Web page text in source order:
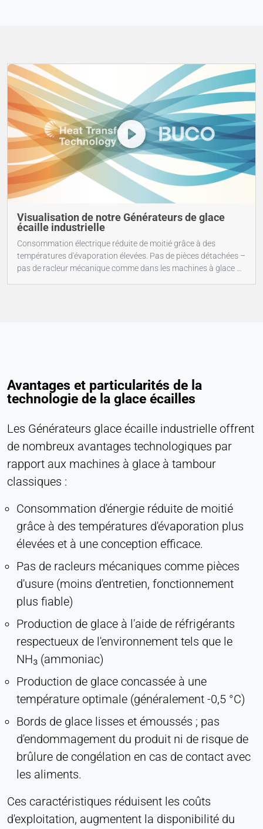
Visualisation de notre Générateurs de glace
écaille industrielle
Consommation électrique réduite de moitié grâce à des
températures d'évaporation élevées. Pas de pièces détachées –
pas de racleur mécanique comme dans les machines à glace à
Avantages et particularités de la
technologie de la glace écailles
Les Générateurs glace écaille industrielle offrent
de nombreux avantages technologiques par
rapport aux machines à glace à tambour
classiques :
Consommation d'énergie réduite de moitié
grâce à des températures d'évaporation plus
élevées et à une conception efficace.
Pas de racleurs mécaniques comme pièces
d'usure (moins d'entretien, fonctionnement
plus fiable)
Production de glace à l'aide de réfrigérants
respectueux de l'environnement tels que le
NH₃ (ammoniac)
Production de glace concassée à une
température optimale (généralement -0,5 °C)
Bords de glace lisses et émoussés ; pas
d'endommagement du produit ni de risque de
brûlure de congélation en cas de contact avec
les aliments.
Ces caractéristiques réduisent les coûts
d'exploitation, augmentent la disponibilité du